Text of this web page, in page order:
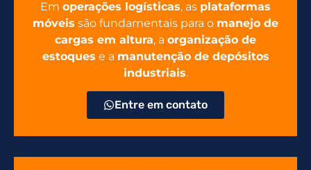
Em operações logísticas, as plataformas
móveis são fundamentais para o manejo de
cargas em altura, a organização de
estoques e a manutenção de depósitos
industriais.
Entre em contato